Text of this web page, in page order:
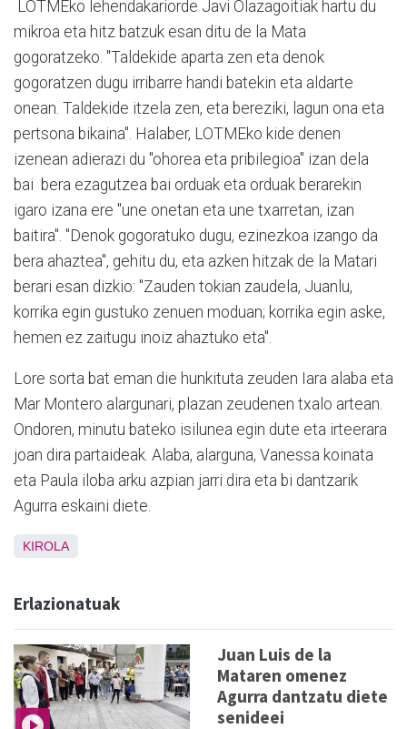
LOTMEko lehendakariorde Javi Olazagoitiak hartu du
mikroa eta hitz batzuk esan ditu de la Mata
gogoratzeko. "Taldekide aparta zen eta denok
gogoratzen dugu irribarre handi batekin eta aldarte
onean. Taldekide itzela zen, eta bereziki, lagun ona eta
pertsona bikaina". Halaber, LOTMEko kide denen
izenean adierazi du "ohorea eta pribilegioa" izan dela
bai bera ezagutzea bai orduak eta orduak berarekin
igaro izana ere "une onetan eta une txarretan, izan
baitira". "Denok gogoratuko dugu, ezinezkoa izango da
bera ahaztea", gehitu du, eta azken hitzak de la Matari
berari esan dizkio: "Zauden tokian zaudela, Juanlu,
korrika egin gustuko zenuen moduan; korrika egin aske,
hemen ez zaitugu inoiz ahaztuko eta".
Lore sorta bat eman die hunkituta zeuden Iara alaba eta
Mar Montero alargunari, plazan zeudenen txalo artean.
Ondoren, minutu bateko isilunea egin dute eta irteerara
joan dira partaideak. Alaba, alarguna, Vanessa koinata
eta Paula iloba arku azpian jarri dira eta bi dantzarik
Agurra eskaini diete.
KIROLA
Erlazionatuak
Juan Luis de la
Mataren omenez
Agurra dantzatu diete
senideei